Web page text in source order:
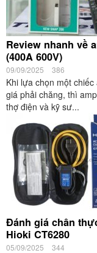
Review nhanh về
(400A 600V)
09/09/2025 386
Khi lựa chọn một
giá phải chăng, thì
thợ điện và kỹ sư...
Đánh giá chân
Hioki CT6280
05/09/2025 344